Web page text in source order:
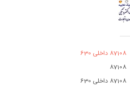
87108 داخلی 630
87108
87108 داخلی 630